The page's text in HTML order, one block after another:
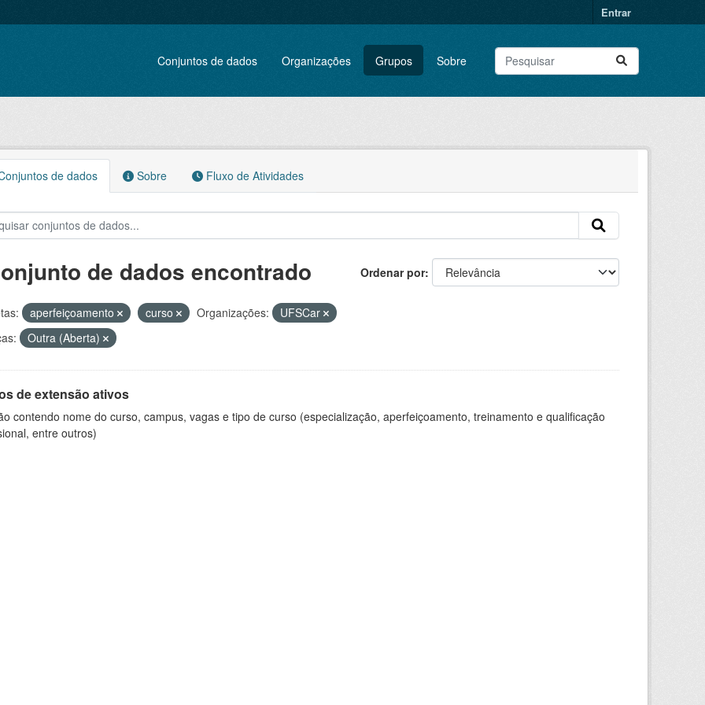
Entrar
Conjuntos de dados Organizações Grupos Sobre
de dados Sobre Fluxo de Atividades
Ordenar por
de dados encontrado
aperfeiçoamento curso Organizações:
UFSCar
Outra (Aberta)
de extensão ativos
contendo nome do curso, campus, vagas e tipo de curso (especialização, aperfeiçoamento, treinamento e qualificação
entre outros)